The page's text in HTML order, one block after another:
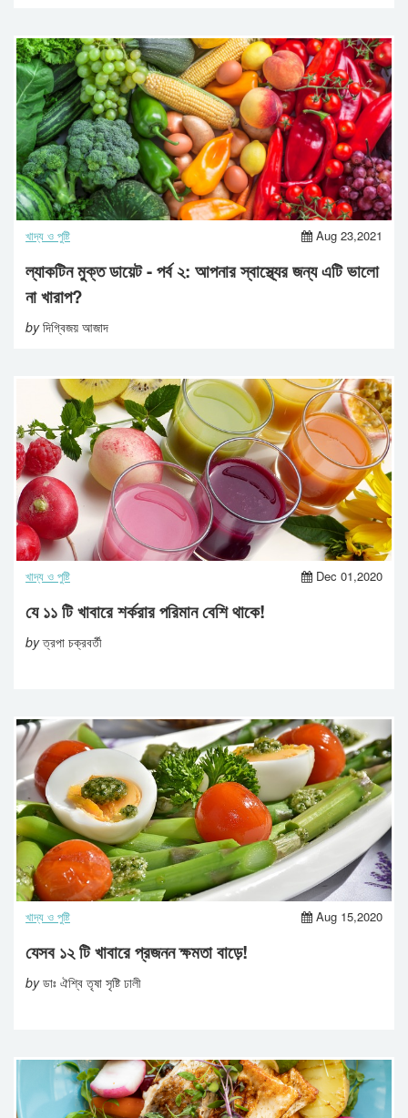
খাদ্য ও পুষ্টি Aug 23,2021
ল্যাকটিন মুক্ত ডায়েট - পর্ব ২: আপনার স্বাস্থ্যের জন্য এটি ভালো
না খারাপ?
byদিগ্বিজয় আজাদ
খাদ্য ও পুষ্টি Dec 01,2020
যে ১১ টি খাবারে শর্করার পরিমান বেশি থাকে!
byত্রপা চক্রবর্তী
খাদ্য ও পুষ্টি Aug 15,2020
যেসব ১২ টি খাবারে প্রজনন ক্ষমতা বাড়ে!
byডাঃ ঐশ্বি তৃষা সৃষ্টি ঢালী